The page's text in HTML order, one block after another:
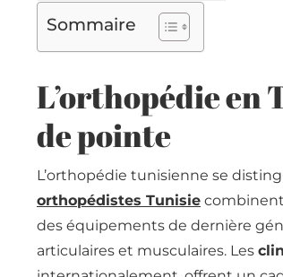
Sommaire
L’orthopédie en
de pointe
L’orthopédie tunisienne se
orthopédistes Tunisie
des équipements de dernière
articulaires et musculaires. Les